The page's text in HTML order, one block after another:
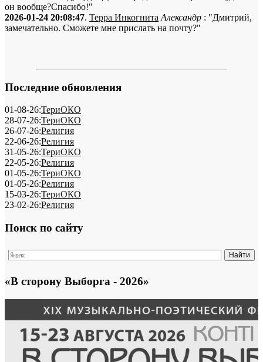
он вообще?Спасибо!"
2026-01-24 20:08:47. Терра Инкогнита Александр : "Дмитрий,
замечательно. Сможете мне прислать на почту?"
Последние обновления
01-08-26:ТериОКО
28-07-26:ТериОКО
26-07-26:Религия
22-06-26:Религия
31-05-26:ТериОКО
22-05-26:Религия
01-05-26:ТериОКО
01-05-26:Религия
15-03-26:ТериОКО
23-02-26:Религия
Поиск по сайту
«В сторону Выборга - 2026»